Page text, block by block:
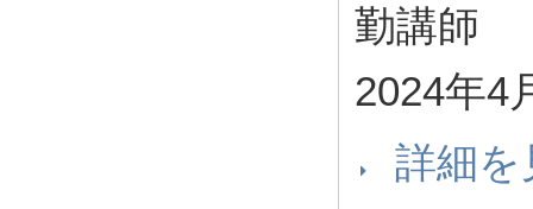
勤講師
2024年4
詳細を